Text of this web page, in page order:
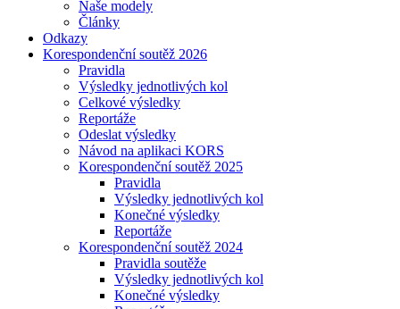
Naše modely
Články
Odkazy
Korespondenční soutěž 2026
Pravidla
Výsledky jednotlivých kol
Celkové výsledky
Reportáže
Odeslat výsledky
Návod na aplikaci KORS
Korespondenční soutěž 2025
Pravidla
Výsledky jednotlivých kol
Konečné výsledky
Reportáže
Korespondenční soutěž 2024
Pravidla soutěže
Výsledky jednotlivých kol
Konečné výsledky